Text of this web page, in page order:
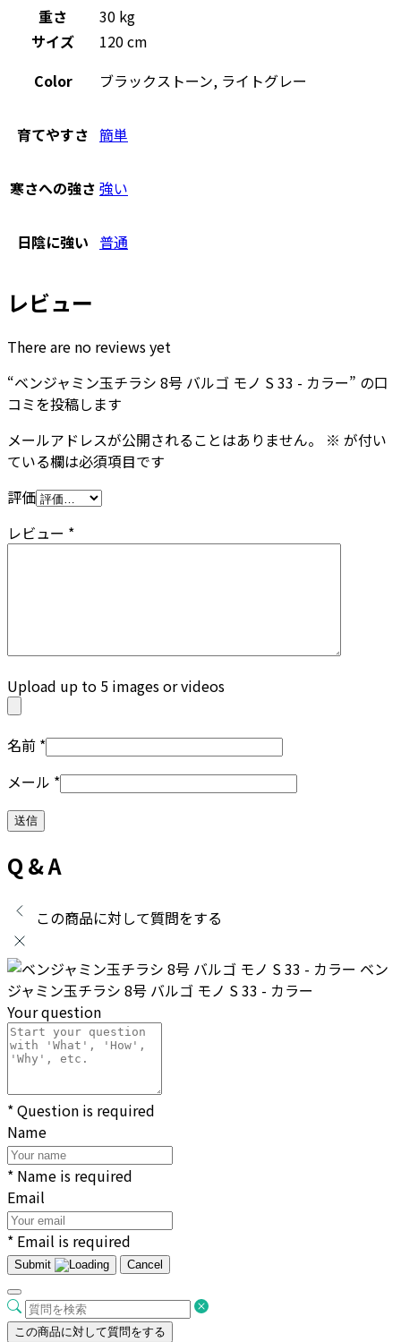
重さ
30 kg
サイズ
120 cm
Color
ブラックストーン, ライトグレー
育てやすさ 簡単
寒さへの強さ 強い
日陰に強い 普通
レビュー
There are no reviews yet
“ベンジャミン玉チラシ 8号 バルゴ モノ S 33 - カラー” の口
コミを投稿します
メールアドレスが公開されることはありません。
※ が付い
ている欄は必須項目です
評価
レビュー *
Upload up to 5 images or videos
名前 *
メール *
Q & A
この商品に対して質問をする
ベン
ジャミン玉チラシ 8号 バルゴ モノ S 33 - カラー
Your question
* Question is required
Name
* Name is required
Email
* Email is required
Submit Cancel
この商品に対して質問をする